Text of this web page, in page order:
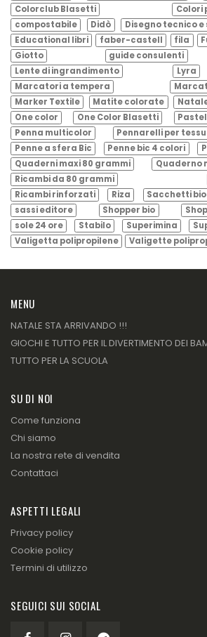
Colorclub Blasetti
Colori
compostabile
Didò Disegno tecnico
Educational libri
faber-castell fila
Giotto
guide consulenti
Lente di ingrandimento
Lyra
Marcatori a tempera
Marker Textile
Matite colorate
One color
One Color Blasetti
Penna multicolor
Pennarelli per
Penne a sfera Bic
Penne bic 4 colori
Quaderni maxi 80 grammi
Quaderno
Ricambi da 80 grammi
Ricambi rinforzati
Riza Sacchetti
sassi editore
Shopper bio
sole 24 ore
Stabilo Superimina
Valigetta polipropilene
Valigette
MENU
NATALE STA ARRIVANDO !!!
GIOCHI E TUTTO PER IL DIVERTIMENTO DEI
TUTTO PER LA SCUOLA
SU DI NOI
Come funziona
Chi siamo
La nostra rete di vendita
Contattaci
ASPETTI LEGALI
Privacy policy
Cookie policy
Termini di utilizzo
SEGUICI SUI SOCIAL